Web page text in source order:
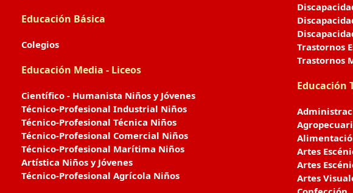
Educación Básica
Colegios
Educación Media - Liceos
Científico - Humanista Niños y Jóvenes
Técnico-Profesional Industrial Niños
Técnico-Profesional Técnica Niños
Técnico-Profesional Comercial Niños
Técnico-Profesional Marítima Niños
Artística Niños y Jóvenes
Técnico-Profesional Agrícola Niños
Trastornos
Trastornos
Educación
Artes
Artes
Artes